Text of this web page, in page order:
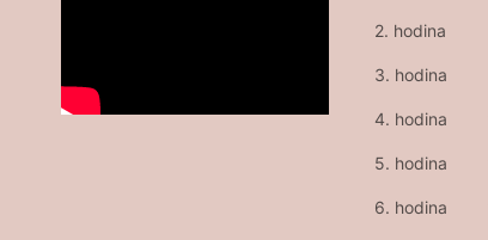
2. hodina
3. hodina
4. hodina
5. hodina
6. hodina